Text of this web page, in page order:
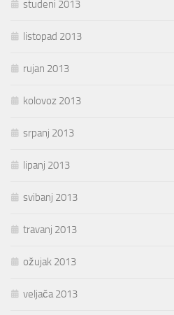
studeni 2013
listopad 2013
rujan 2013
kolovoz 2013
srpanj 2013
lipanj 2013
svibanj 2013
travanj 2013
ožujak 2013
veljača 2013